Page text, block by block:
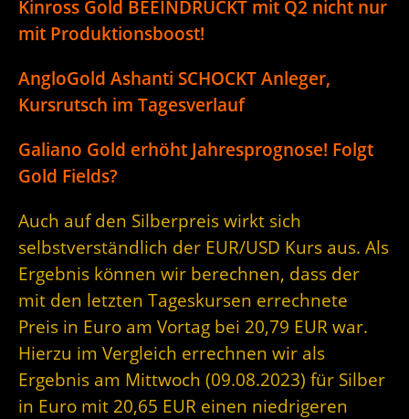
Kinross Gold BEEINDRUCKT mit Q2 nicht nur
mit Produktionsboost!
AngloGold Ashanti SCHOCKT Anleger,
Kursrutsch im Tagesverlauf
Galiano Gold erhöht Jahresprognose! Folgt
Gold Fields?
Auch auf den Silberpreis wirkt sich
selbstverständlich der EUR/USD Kurs aus. Als
Ergebnis können wir berechnen, dass der
mit den letzten Tageskursen errechnete
Preis in Euro am Vortag bei 20,79 EUR war.
Hierzu im Vergleich errechnen wir als
Ergebnis am Mittwoch (09.08.2023) für Silber
in Euro mit 20,65 EUR einen niedrigeren